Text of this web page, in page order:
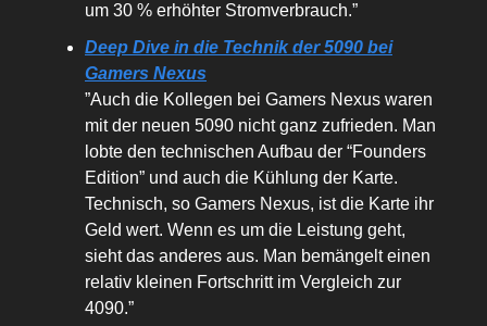
um 30 % erhöhter Stromverbrauch.”
Deep Dive in die Technik der 5090 bei
Gamers Nexus
”Auch die Kollegen bei Gamers Nexus waren
mit der neuen 5090 nicht ganz zufrieden. Man
lobte den technischen Aufbau der “Founders
Edition” und auch die Kühlung der Karte.
Technisch, so Gamers Nexus, ist die Karte ihr
Geld wert. Wenn es um die Leistung geht,
sieht das anderes aus. Man bemängelt einen
relativ kleinen Fortschritt im Vergleich zur
4090.”